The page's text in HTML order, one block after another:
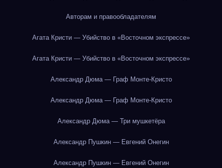
Авторам и правообладателям
Агата Кристи — Убийство в «Восточном экспрессе»
Агата Кристи — Убийство в «Восточном экспрессе»
Александр Дюма — Граф Монте-Кристо
Александр Дюма — Граф Монте-Кристо
Александр Дюма — Три мушкетёра
Александр Пушкин — Евгений Онегин
Александр Пушкин — Евгений Онегин